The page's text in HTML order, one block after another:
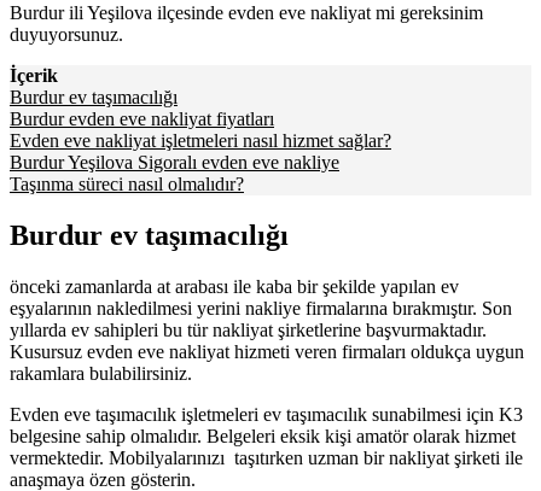
Burdur ili Yeşilova ilçesinde evden eve nakliyat mi gereksinim
duyuyorsunuz.
İçerik
Burdur ev taşımacılığı
Burdur evden eve nakliyat fiyatları
Evden eve nakliyat işletmeleri nasıl hizmet sağlar?
Burdur Yeşilova Sigoralı evden eve nakliye
Taşınma süreci nasıl olmalıdır?
Burdur ev taşımacılığı
önceki zamanlarda at arabası ile kaba bir şekilde yapılan ev
eşyalarının nakledilmesi yerini nakliye firmalarına bırakmıştır. Son
yıllarda ev sahipleri bu tür nakliyat şirketlerine başvurmaktadır.
Kusursuz evden eve nakliyat hizmeti veren firmaları oldukça uygun
rakamlara bulabilirsiniz.
Evden eve taşımacılık işletmeleri ev taşımacılık sunabilmesi için K3
belgesine sahip olmalıdır. Belgeleri eksik kişi amatör olarak hizmet
vermektedir. Mobilyalarınızı taşıtırken uzman bir nakliyat şirketi ile
anaşmaya özen gösterin.